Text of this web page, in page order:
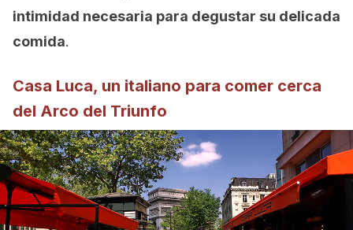
intimidad necesaria para degustar su delicada
comida.
Casa Luca, un italiano para comer cerca
del Arco del Triunfo